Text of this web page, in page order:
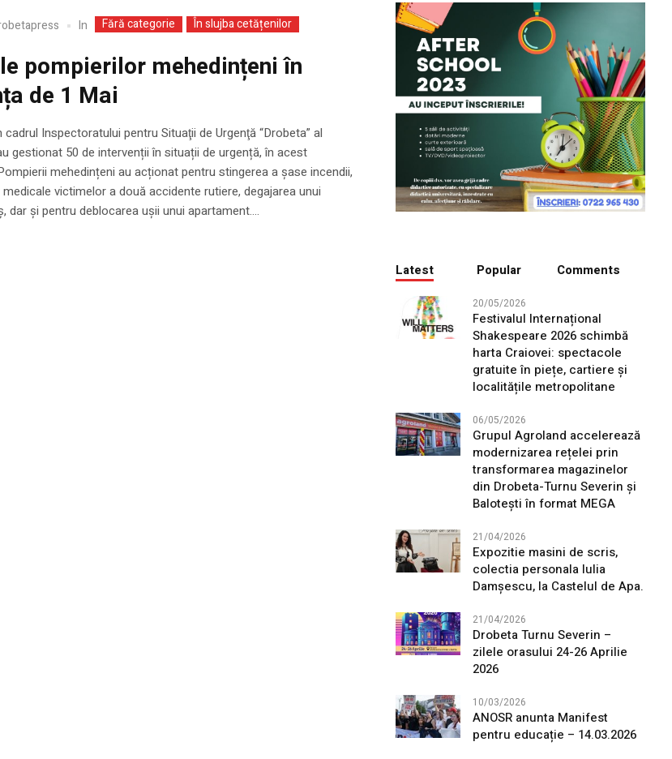
In Fără categorie În slujba cetățenilor
pompierilor mehedințeni în
de 1 Mai
Inspectoratului pentru Situaţii de Urgenţă “Drobeta” al
gestionat 50 de intervenții în situații de urgență, în acest
mehedințeni au acționat pentru stingerea a șase incendii,
victimelor a două accidente rutiere, degajarea unui
dar și pentru deblocarea ușii unui apartament....
Latest Popular Comments
20/05/2026
Festivalul Internațional
Shakespeare 2026 schimbă
harta Craiovei: spectacole
gratuite în piețe, cartiere și
localitățile metropolitane
06/05/2026
Grupul Agroland accelerează
modernizarea rețelei prin
transformarea magazinelor
din Drobeta-Turnu Severin și
Balotești în format MEGA
21/04/2026
Expozitie masini de scris,
colectia personala Iulia
Damșescu, la Castelul de Apa.
21/04/2026
Drobeta Turnu Severin –
zilele orasului 24-26 Aprilie
2026
10/03/2026
ANOSR anunta Manifest
pentru educație – 14.03.2026